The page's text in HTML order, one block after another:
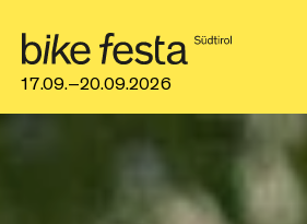
17.09.–20.09.2026